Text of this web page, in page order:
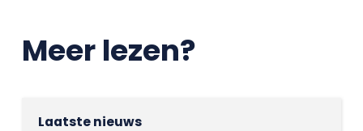
Meer lezen?
Laatste nieuws